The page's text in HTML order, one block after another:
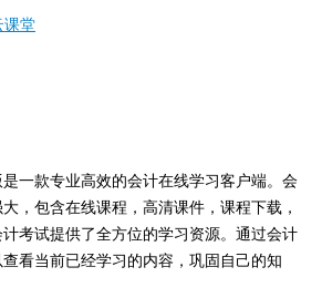
课堂
一款专业高效的会计在线学习客户端。会
，包含在线课程，高清课件，课程下载，
考试提供了全方位的学习资源。通过会计
看当前已经学习的内容，巩固自己的知